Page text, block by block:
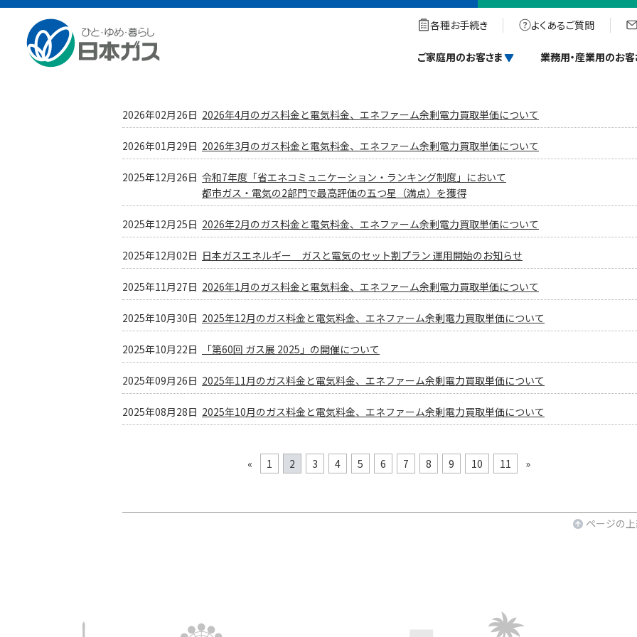
各種お手続き よくあるご質問
ご家庭用のお客さま 業務用・産業用のお客
ニュースリリース
2026年02月26日 2026年4月のガス料金と電気料金、エネファーム余剰電力買取単価について
2026年01月29日 2026年3月のガス料金と電気料金、エネファーム余剰電力買取単価について
2025年12月26日 令和7年度「省エネコミュニケーション・ランキング制度」において
都市ガス・電気の2部門で最高評価の五つ星（満点）を獲得
2025年12月25日 2026年2月のガス料金と電気料金、エネファーム余剰電力買取単価について
2025年12月02日 日本ガスエネルギー ガスと電気のセット割プラン 運用開始のお知らせ
2025年11月27日 2026年1月のガス料金と電気料金、エネファーム余剰電力買取単価について
2025年10月30日 2025年12月のガス料金と電気料金、エネファーム余剰電力買取単価について
2025年10月22日 「第60回 ガス展 2025」の開催について
2025年09月26日 2025年11月のガス料金と電気料金、エネファーム余剰電力買取単価について
2025年08月28日 2025年10月のガス料金と電気料金、エネファーム余剰電力買取単価について
« 1 2 3 4 5 6 7 8 9 10 11 »
ページの